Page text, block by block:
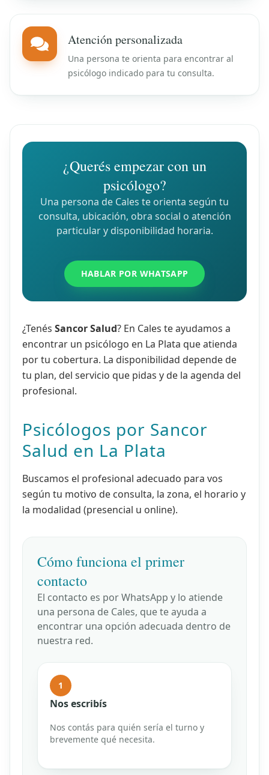
Atención personalizada
Una persona te orienta para encontrar al
psicólogo indicado para tu consulta.
¿Querés empezar con un
psicólogo?
Una persona de Cales te orienta según tu
consulta, ubicación, obra social o atención
particular y disponibilidad horaria.
HABLAR POR WHATSAPP
¿Tenés Sancor Salud? En Cales te ayudamos a
encontrar un psicólogo en La Plata que atienda
por tu cobertura. La disponibilidad depende de
tu plan, del servicio que pidas y de la agenda del
profesional.
Psicólogos por Sancor
Salud en La Plata
Buscamos el profesional adecuado para vos
según tu motivo de consulta, la zona, el horario y
la modalidad (presencial u online).
Cómo funciona el primer
contacto
El contacto es por WhatsApp y lo atiende
una persona de Cales, que te ayuda a
encontrar una opción adecuada dentro de
nuestra red.
1
Nos escribís
Nos contás para quién sería el turno y
brevemente qué necesita.